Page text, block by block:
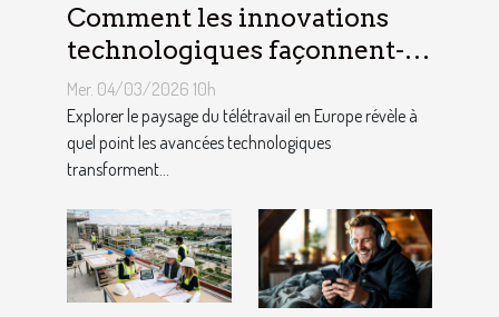
Comment les innovations
technologiques façonnent-
elles le télétravail en Europe
?
Mer. 04/03/2026 10h
Explorer le paysage du télétravail en Europe révèle à
quel point les avancées technologiques
transforment...